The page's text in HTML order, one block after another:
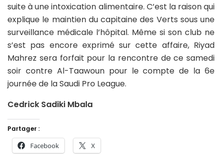
suite à une intoxication alimentaire. C’est la raison qui
explique le maintien du capitaine des Verts sous une
surveillance médicale l’hôpital. Même si son club ne
s’est pas encore exprimé sur cette affaire, Riyad
Mahrez sera forfait pour la rencontre de ce samedi
soir contre Al-Taawoun pour le compte de la 6e
journée de la Saudi Pro League.
Cedrick Sadiki Mbala
Partager :
Facebook X